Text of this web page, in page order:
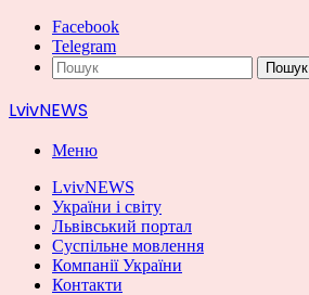
Facebook
Telegram
Пошук
LvivNEWS
Меню
LvivNEWS
України і світу
Львівський портал
Суспільне мовлення
Компанії України
Контакти